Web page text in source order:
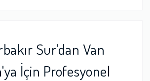
Sur'dan Van
İçin Profesyonel